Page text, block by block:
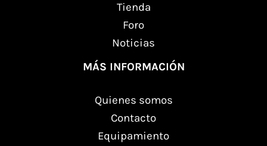
Tienda
Foro
Noticias
MÁS INFORMACIÓN
Quienes somos
Contacto
Equipamiento